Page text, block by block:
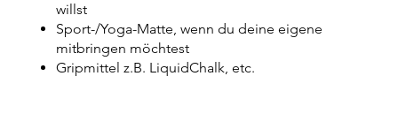
willst
Sport-/Yoga-Matte, wenn du deine eigene
mitbringen möchtest
Gripmittel z.B. LiquidChalk, etc.